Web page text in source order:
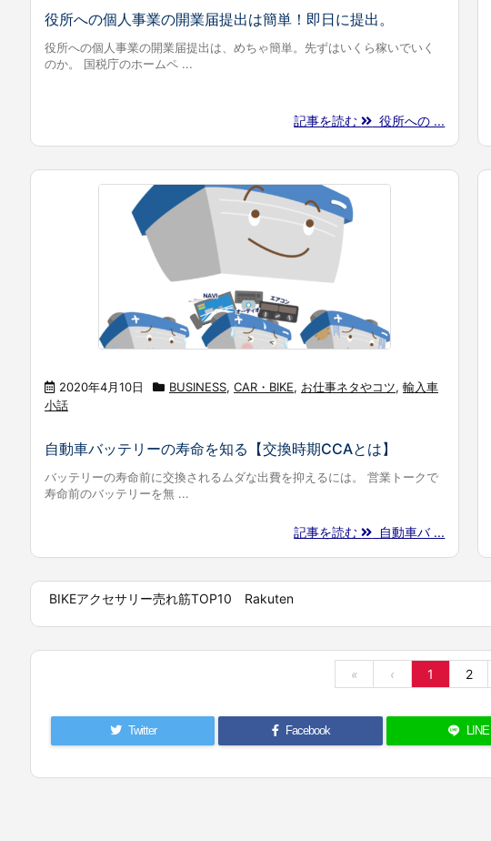
役所への個人事業の開業届提出は簡単！即日に提出。
役所への個人事業の開業届提出は、めちゃ簡単。先ずはいくら稼いでいく
のか。 国税庁のホームペ ...
記事を読む 役所への ...
2020年4月10日 BUSINESS, CAR・BIKE, お仕事ネタやコツ, 輸入車
小話
自動車バッテリーの寿命を知る【交換時期CCAとは】
バッテリーの寿命前に交換されるムダな出費を抑えるには。 営業トークで
寿命前のバッテリーを無 ...
記事を読む 自動車バ ...
BIKEアクセサリー売れ筋TOP10 Rakuten
« ‹ 1 2
Twitter Facebook LINE